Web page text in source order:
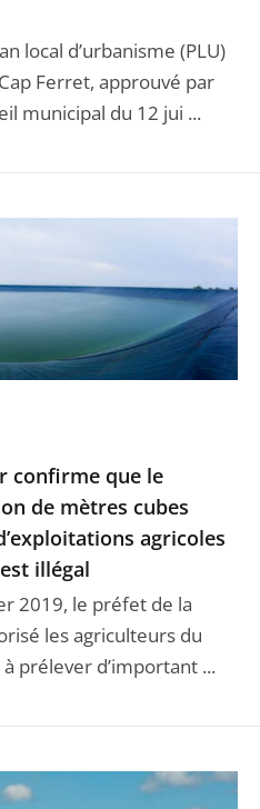
local d’urbanisme (PLU)
Ferret, approuvé par
municipal du 12 jui ...
confirme que le
de mètres cubes
agricoles
illégal
2019, le préfet de la
les agriculteurs du
prélever d’important ...